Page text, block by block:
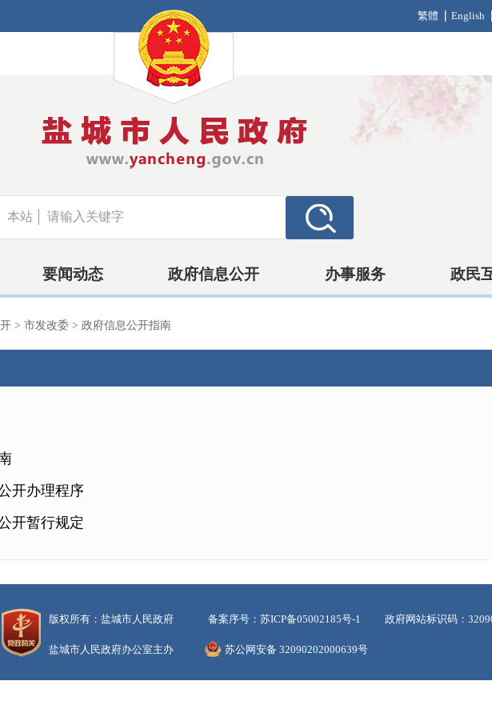
繁體 English
本站
要闻动态 政府信息公开 办事服务 政民
> 市发改委 > 政府信息公开指南
开办理程序
开暂行规定
版权所有：盐城市人民政府 备案序号：苏ICP备05002185号-1 政府网站标识码：
盐城市人民政府办公室主办 苏公网安备 32090202000639号